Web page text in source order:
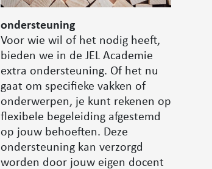
ondersteuning
Voor wie wil of het nodig heeft,
bieden we in de JEL Academie
extra ondersteuning. Of het nu
gaat om specifieke vakken of
onderwerpen, je kunt rekenen op
flexibele begeleiding afgestemd
op jouw behoeften. Deze
ondersteuning kan verzorgd
worden door jouw eigen docent